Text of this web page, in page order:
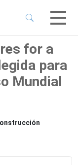
for a
para
Mundial